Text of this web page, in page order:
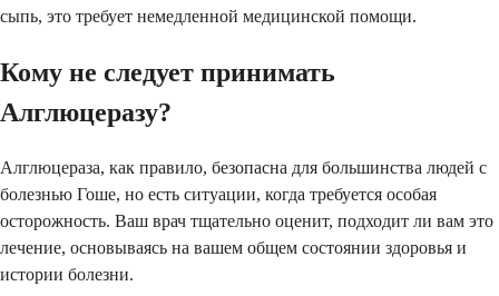
сыпь, это требует немедленной медицинской помощи.
Кому не следует принимать
Алглюцеразу?
Алглюцераза, как правило, безопасна для большинства людей с
болезнью Гоше, но есть ситуации, когда требуется особая
осторожность. Ваш врач тщательно оценит, подходит ли вам это
лечение, основываясь на вашем общем состоянии здоровья и
истории болезни.